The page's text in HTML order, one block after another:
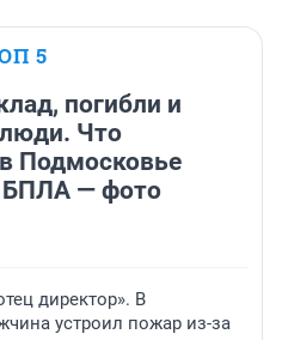
5
погибли и
Что
Подмосковье
БПЛА — фото
директор». В
устроил пожар из-за